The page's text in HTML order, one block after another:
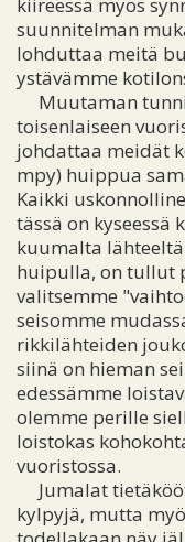
suunnitelman
lohduttaa meitä
ystävämme
Muutaman
toisenlaiseen
johdattaa meidät
mpy) huippua
Kaikki
tässä on
kuumalta
huipulla, on tullut
valitsemme
seisomme
rikkilähteiden
siinä on hieman
edessämme
olemme perille
loistokas
vuoristossa.
Jumalat
kylpyjä, mutta